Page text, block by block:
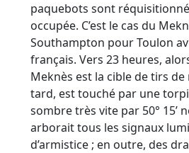
paquebots sont
occupée. C’est le cas du
Southampton pour Toulon
français. Vers 23 heures,
Meknès est la cible de tirs
tard, est touché par une
sombre très vite par 50° 15’
arborait tous les signaux
d’armistice ; en outre, des